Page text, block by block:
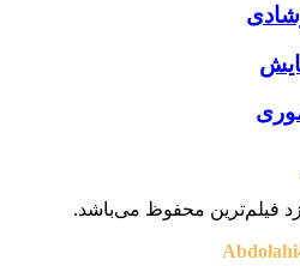
فیلم‌ترین محفوظ می‌باشد.